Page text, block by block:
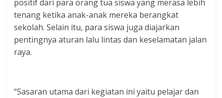
positif dari para orang tua siswa yang merasa lebih
tenang ketika anak-anak mereka berangkat
sekolah. Selain itu, para siswa juga diajarkan
pentingnya aturan lalu lintas dan keselamatan jalan
raya.
“Sasaran utama dari kegiatan ini yaitu pelajar dan